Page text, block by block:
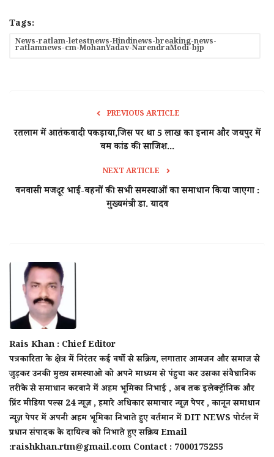
Tags:
News-ratlam-letestnews-Hindinews-breaking-news-
ratlamnews-cm-MohanYadav-NarendraModi-bjp
PREVIOUS ARTICLE
रतलाम में आतंकवादी पकड़ाया,जिस पर था 5 लाख का इनाम और जयपुर में
बम कांड की साजिश...
NEXT ARTICLE
वनवासी मजदूर भाई-बहनों की सभी समस्याओं का समाधान किया जाएगा :
मुख्यमंत्री डा. यादव
Rais Khan : Chief Editor
पत्रकारिता के क्षेत्र में निरंतर कई वर्षो से सक्रिय, लगातार आमजन और समाज से
जुड़कर उनकी मुख्य समस्याओ को अपने माध्यम से पंहुचा कर उसका संवैधानिक
तरीके से समाधान करवाने में अहम भूमिका निभाई , अब तक इलेक्ट्रॉनिक और
प्रिंट मीडिया पल्स 24 न्यूज़ , हमारे अधिकार समाचार न्यूज़ पेपर , कानून समाधान
न्यूज़ पेपर में अपनी अहम भूमिका निभाते हुए वर्तमान में DIT NEWS पोर्टल में
प्रधान संपादक के दायित्व को निभाते हुए सक्रिय Email
:raishkhan.rtm@gmail.com Contact : 7000175255